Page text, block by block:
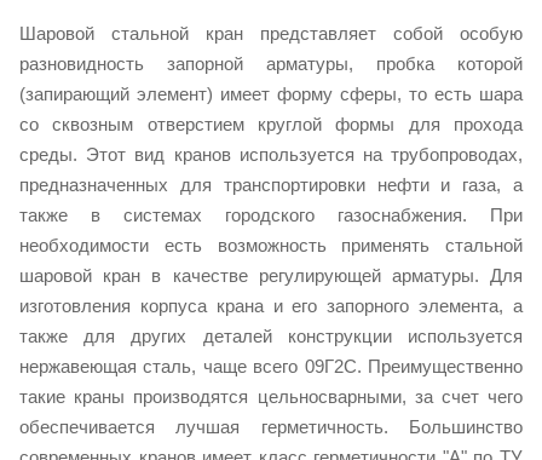
Шаровой стальной кран представляет собой особую
разновидность запорной арматуры, пробка которой
(запирающий элемент) имеет форму сферы, то есть шара
со сквозным отверстием круглой формы для прохода
среды. Этот вид кранов используется на трубопроводах,
предназначенных для транспортировки нефти и газа, а
также в системах городского газоснабжения. При
необходимости есть возможность применять стальной
шаровой кран в качестве регулирующей арматуры. Для
изготовления корпуса крана и его запорного элемента, а
также для других деталей конструкции используется
нержавеющая сталь, чаще всего 09Г2С. Преимущественно
такие краны производятся цельносварными, за счет чего
обеспечивается лучшая герметичность. Большинство